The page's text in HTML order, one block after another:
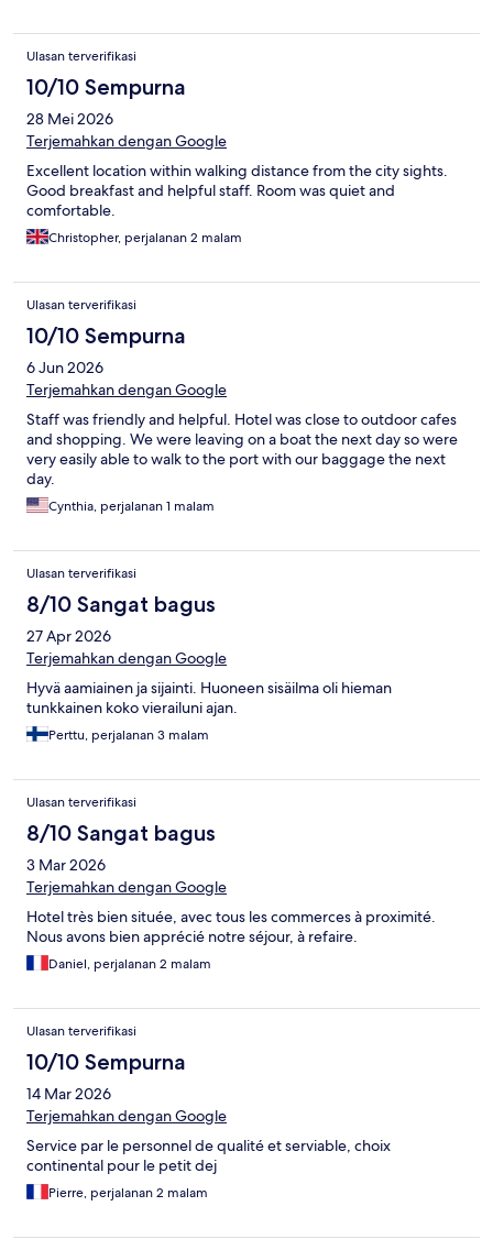
Ulasan terverifikasi
10/10 Sempurna
28 Mei 2026
Terjemahkan dengan Google
Excellent location within walking distance from the city sights.
Good breakfast and helpful staff. Room was quiet and
comfortable.
Christopher, perjalanan 2 malam
Ulasan terverifikasi
10/10 Sempurna
6 Jun 2026
Terjemahkan dengan Google
Staff was friendly and helpful. Hotel was close to outdoor cafes
and shopping. We were leaving on a boat the next day so were
very easily able to walk to the port with our baggage the next
day.
Cynthia, perjalanan 1 malam
Ulasan terverifikasi
8/10 Sangat bagus
27 Apr 2026
Terjemahkan dengan Google
Hyvä aamiainen ja sijainti. Huoneen sisäilma oli hieman
tunkkainen koko vierailuni ajan.
Perttu, perjalanan 3 malam
Ulasan terverifikasi
8/10 Sangat bagus
3 Mar 2026
Terjemahkan dengan Google
Hotel très bien située, avec tous les commerces à proximité.
Nous avons bien apprécié notre séjour, à refaire.
Daniel, perjalanan 2 malam
Ulasan terverifikasi
10/10 Sempurna
14 Mar 2026
Terjemahkan dengan Google
Service par le personnel de qualité et serviable, choix
continental pour le petit dej
Pierre, perjalanan 2 malam